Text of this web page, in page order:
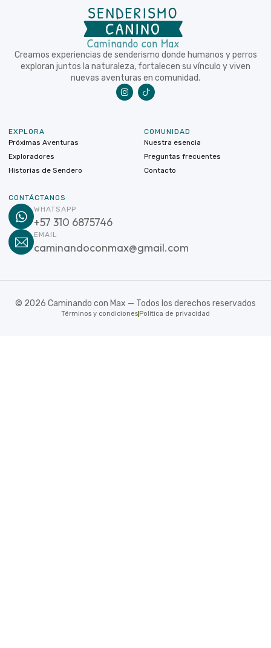
Creamos experiencias de senderismo donde humanos y perros
exploran juntos la naturaleza, fortalecen su vínculo y viven
nuevas aventuras en comunidad.
EXPLORA
Próximas Aventuras
Exploradores
Historias de Sendero
COMUNIDAD
Nuestra esencia
Preguntas frecuentes
Contacto
CONTÁCTANOS
WHATSAPP
+57 310 6875746
EMAIL
caminandoconmax@gmail.com
© 2026 Caminando con Max — Todos los derechos reservados
Términos y condiciones Política de privacidad